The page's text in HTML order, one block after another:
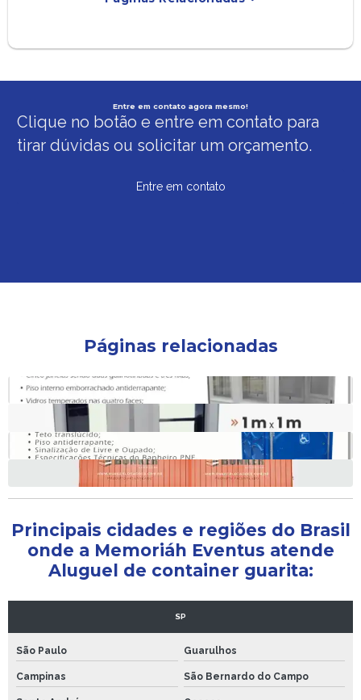
Entre em contato agora mesmo!
Clique no botão e entre em contato para
tirar dúvidas ou solicitar um orçamento.
Entre em contato
Páginas relacionadas
Locação de guarita de segurança obras
Locação guarita de segurança
Locação de guarita e banheiro químico
Locação de guarita com banheiro
Principais cidades e regiões do Brasil
onde a Memoriáh Eventus atende
Aluguel de container guarita:
SP
São Paulo Guarulhos
Campinas São Bernardo do Campo